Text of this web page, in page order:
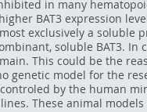
in many
BAT3 expression
exclusively a soluble
soluble BAT3. In
This could be the
genetic model for the
by the human
These animal